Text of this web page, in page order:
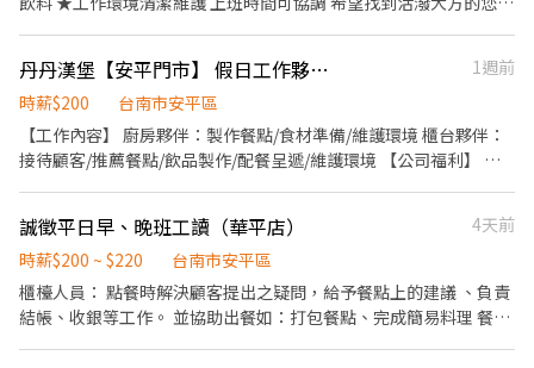
丹丹漢堡【安平門市】 假日工作夥伴 (計時)
1週前
時薪$200
台南市安平區
【工作內容】 廚房夥伴：製作餐點/食材準備/維護環境 櫃台夥伴：
接待顧客/推薦餐點/飲品製作/配餐呈遞/維護環境 【公司福利】 •
誠徵平日早、晚班工讀（華平店）
4天前
時薪$200 ~ $220
台南市安平區
櫃檯人員： 點餐時解決顧客提出之疑問，給予餐點上的建議 、負責
結帳、收銀等工作。 並協助出餐如：打包餐點、完成簡易料理 餐飲